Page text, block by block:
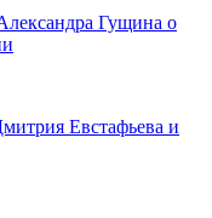
Гущина о
Евстафьева и